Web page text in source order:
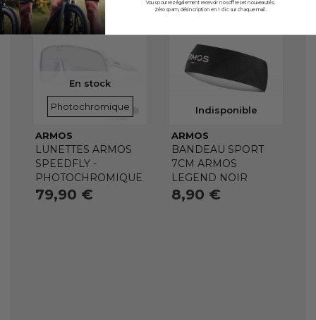
En stock
VERRES
Photochromique
ARMOS
LUNETTES ARMOS
SPEEDFLY -
PHOTOCHROMIQUE
79,90 €
Indisponible
ARMOS
BANDEAU SPORT
7CM ARMOS
LEGEND NOIR
8,90 €
Vous pourrez également recevoir nos offres et nouveautés.
Zéro spam, désincription en 1 clic sur chaque mail.